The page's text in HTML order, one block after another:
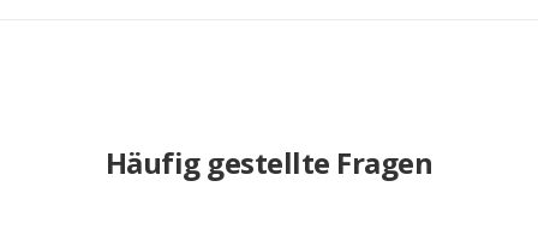
Häufig gestellte Fragen